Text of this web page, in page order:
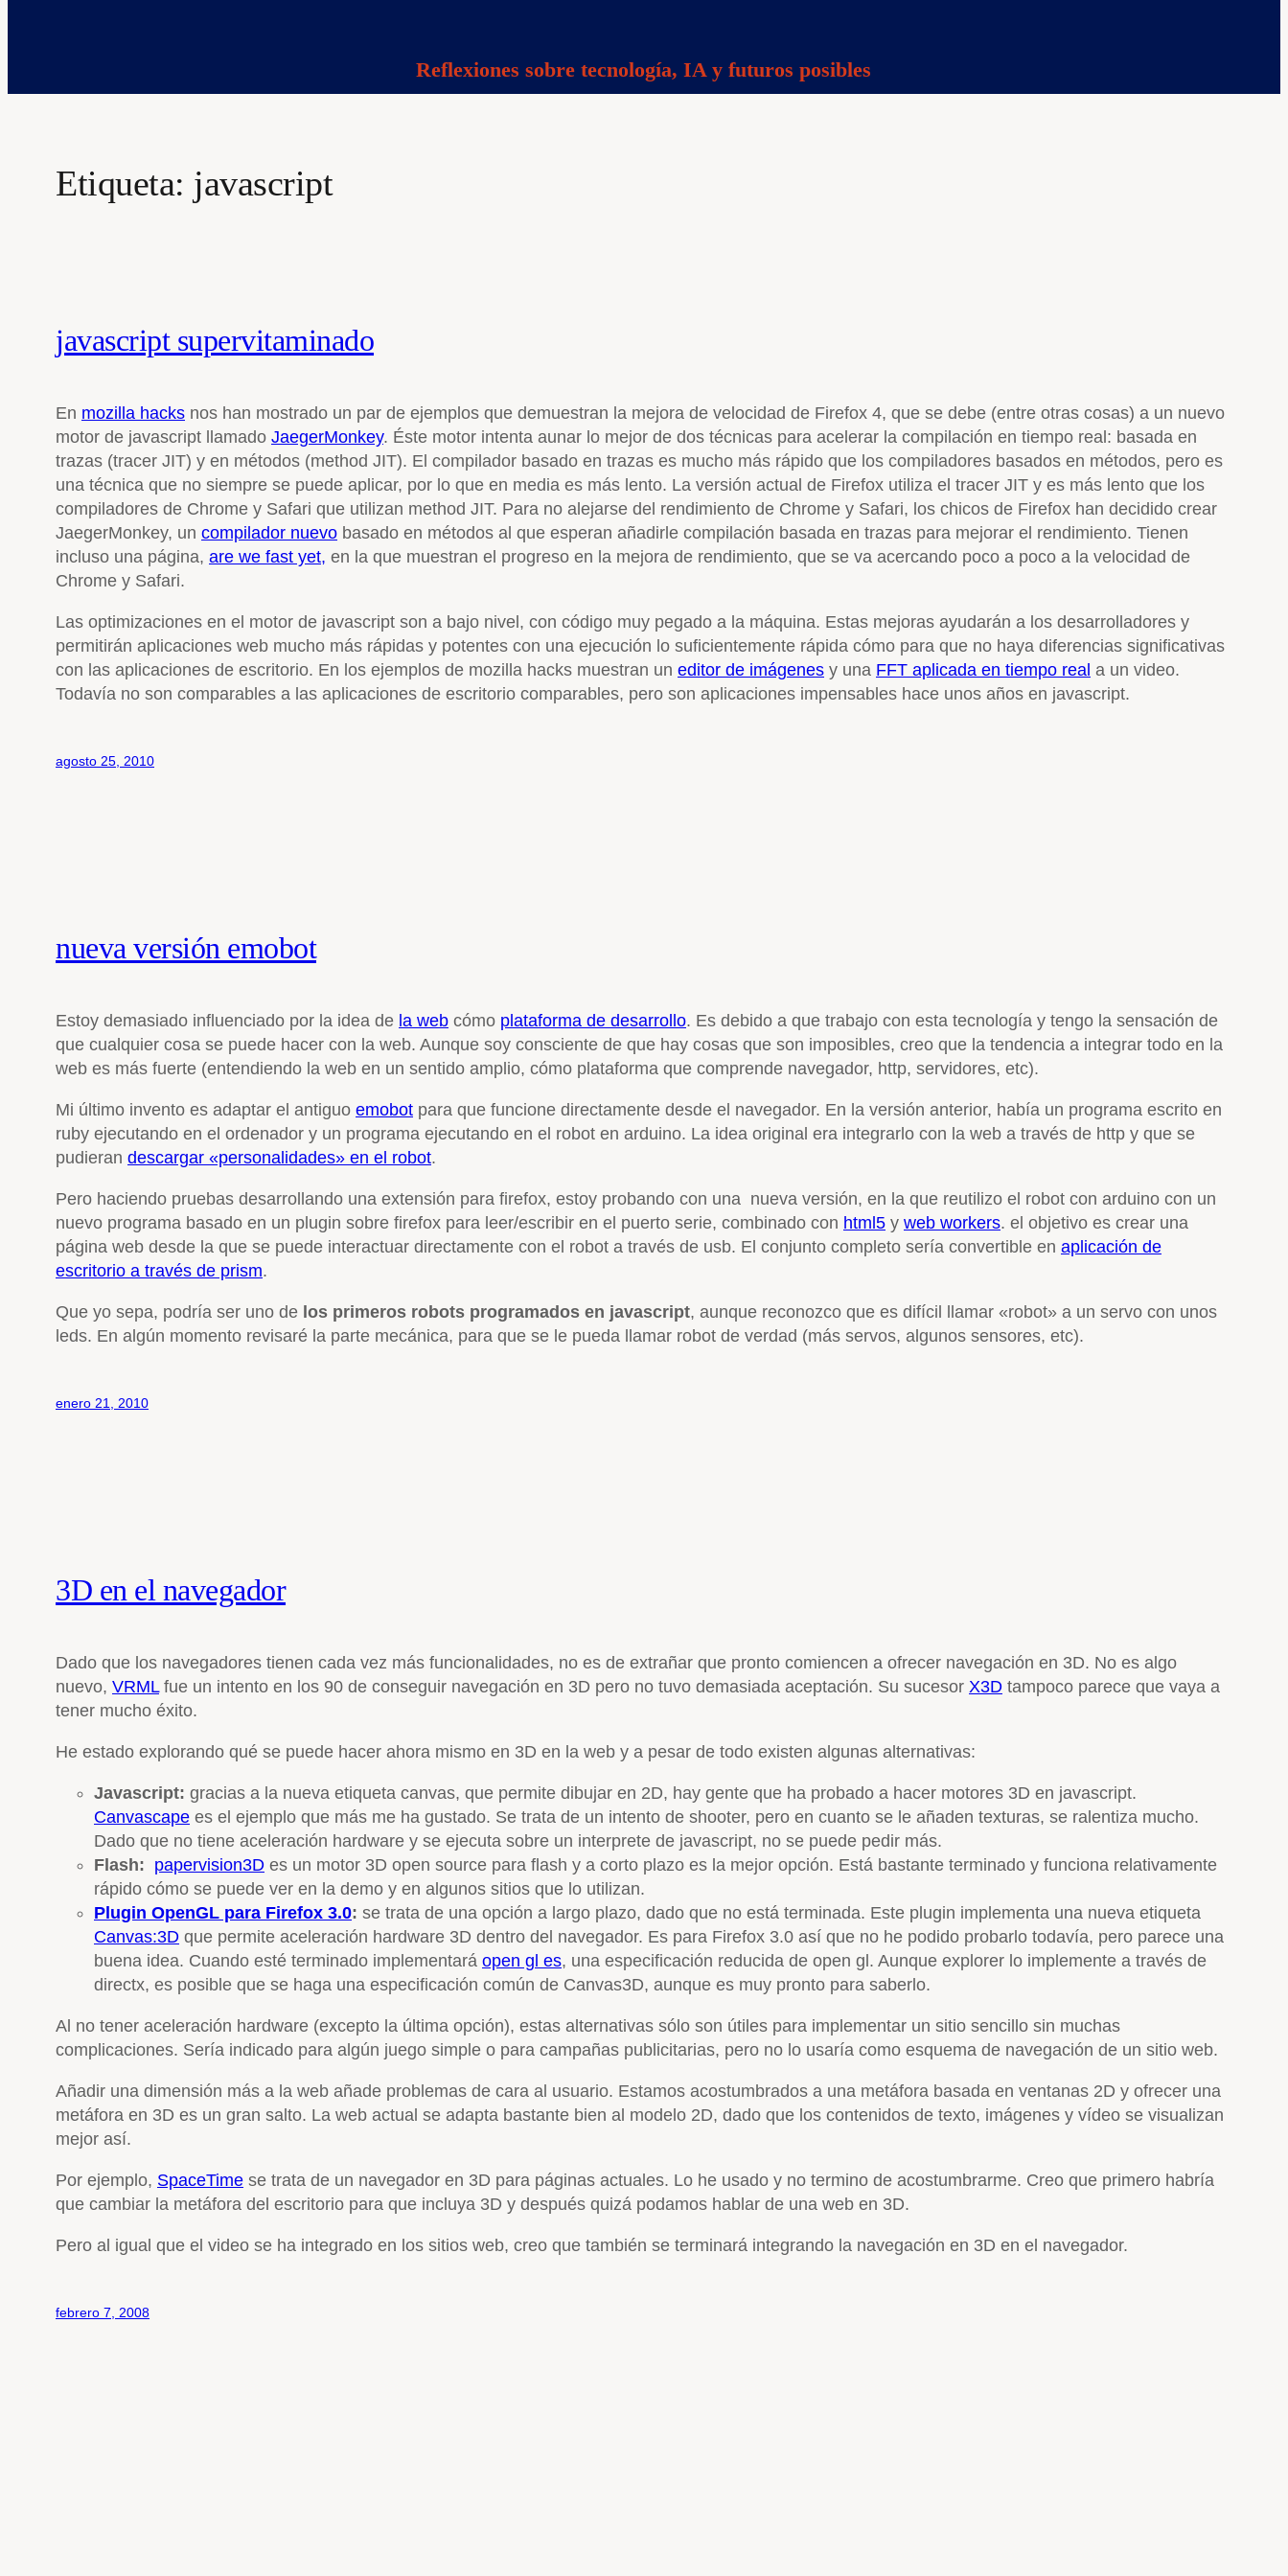
Reflexiones sobre tecnología, IA y futuros posibles
Etiqueta: javascript
javascript supervitaminado
En mozilla hacks nos han mostrado un par de ejemplos que demuestran la mejora de velocidad de Firefox 4, que se debe (entre otras cosas) a un nuevo
motor de javascript llamado JaegerMonkey. Éste motor intenta aunar lo mejor de dos técnicas para acelerar la compilación en tiempo real: basada en
trazas (tracer JIT) y en métodos (method JIT). El compilador basado en trazas es mucho más rápido que los compiladores basados en métodos, pero es
una técnica que no siempre se puede aplicar, por lo que en media es más lento. La versión actual de Firefox utiliza el tracer JIT y es más lento que los
compiladores de Chrome y Safari que utilizan method JIT. Para no alejarse del rendimiento de Chrome y Safari, los chicos de Firefox han decidido crear
JaegerMonkey, un compilador nuevo basado en métodos al que esperan añadirle compilación basada en trazas para mejorar el rendimiento. Tienen
incluso una página, are we fast yet, en la que muestran el progreso en la mejora de rendimiento, que se va acercando poco a poco a la velocidad de
Chrome y Safari.
Las optimizaciones en el motor de javascript son a bajo nivel, con código muy pegado a la máquina. Estas mejoras ayudarán a los desarrolladores y
permitirán aplicaciones web mucho más rápidas y potentes con una ejecución lo suficientemente rápida cómo para que no haya diferencias significativas
con las aplicaciones de escritorio. En los ejemplos de mozilla hacks muestran un editor de imágenes y una FFT aplicada en tiempo real a un video.
Todavía no son comparables a las aplicaciones de escritorio comparables, pero son aplicaciones impensables hace unos años en javascript.
agosto 25, 2010
nueva versión emobot
Estoy demasiado influenciado por la idea de la web cómo plataforma de desarrollo. Es debido a que trabajo con esta tecnología y tengo la sensación de
que cualquier cosa se puede hacer con la web. Aunque soy consciente de que hay cosas que son imposibles, creo que la tendencia a integrar todo en la
web es más fuerte (entendiendo la web en un sentido amplio, cómo plataforma que comprende navegador, http, servidores, etc).
Mi último invento es adaptar el antiguo emobot para que funcione directamente desde el navegador. En la versión anterior, había un programa escrito en
ruby ejecutando en el ordenador y un programa ejecutando en el robot en arduino. La idea original era integrarlo con la web a través de http y que se
pudieran descargar «personalidades» en el robot.
Pero haciendo pruebas desarrollando una extensión para firefox, estoy probando con una nueva versión, en la que reutilizo el robot con arduino con un
nuevo programa basado en un plugin sobre firefox para leer/escribir en el puerto serie, combinado con html5 y web workers. el objetivo es crear una
página web desde la que se puede interactuar directamente con el robot a través de usb. El conjunto completo sería convertible en aplicación de
escritorio a través de prism.
Que yo sepa, podría ser uno de los primeros robots programados en javascript, aunque reconozco que es difícil llamar «robot» a un servo con unos
leds. En algún momento revisaré la parte mecánica, para que se le pueda llamar robot de verdad (más servos, algunos sensores, etc).
enero 21, 2010
3D en el navegador
Dado que los navegadores tienen cada vez más funcionalidades, no es de extrañar que pronto comiencen a ofrecer navegación en 3D. No es algo
nuevo, VRMLfue un intento en los 90 de conseguir navegación en 3D pero no tuvo demasiada aceptación. Su sucesor X3D tampoco parece que vaya a
tener mucho éxito.
He estado explorando qué se puede hacer ahora mismo en 3D en la web y a pesar de todo existen algunas alternativas:
Javascript: gracias a la nueva etiqueta canvas, que permite dibujar en 2D, hay gente que ha probado a hacer motores 3D en javascript.
Canvascape es el ejemplo que más me ha gustado. Se trata de un intento de shooter, pero en cuanto se le añaden texturas, se ralentiza mucho.
Dado que no tiene aceleración hardware y se ejecuta sobre un interprete de javascript, no se puede pedir más.
Flash: papervision3D es un motor 3D open source para flash y a corto plazo es la mejor opción. Está bastante terminado y funciona relativamente
rápido cómo se puede ver en la demo y en algunos sitios que lo utilizan.
Plugin OpenGL para Firefox 3.0: se trata de una opción a largo plazo, dado que no está terminada. Este plugin implementa una nueva etiqueta
Canvas:3D que permite aceleración hardware 3D dentro del navegador. Es para Firefox 3.0 así que no he podido probarlo todavía, pero parece una
buena idea. Cuando esté terminado implementará open gl es, una especificación reducida de open gl. Aunque explorer lo implemente a través de
directx, es posible que se haga una especificación común de Canvas3D, aunque es muy pronto para saberlo.
Al no tener aceleración hardware (excepto la última opción), estas alternativas sólo son útiles para implementar un sitio sencillo sin muchas
complicaciones. Sería indicado para algún juego simple o para campañas publicitarias, pero no lo usaría como esquema de navegación de un sitio web.
Añadir una dimensión más a la web añade problemas de cara al usuario. Estamos acostumbrados a una metáfora basada en ventanas 2D y ofrecer una
metáfora en 3D es un gran salto. La web actual se adapta bastante bien al modelo 2D, dado que los contenidos de texto, imágenes y vídeo se visualizan
mejor así.
Por ejemplo, SpaceTime se trata de un navegador en 3D para páginas actuales. Lo he usado y no termino de acostumbrarme. Creo que primero habría
que cambiar la metáfora del escritorio para que incluya 3D y después quizá podamos hablar de una web en 3D.
Pero al igual que el video se ha integrado en los sitios web, creo que también se terminará integrando la navegación en 3D en el navegador.
febrero 7, 2008